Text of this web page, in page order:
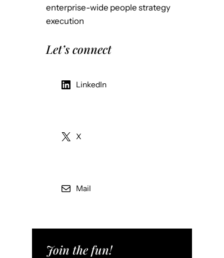
enterprise-wide people strategy
execution
Let’s connect
LinkedIn
X
Mail
Join the fun!